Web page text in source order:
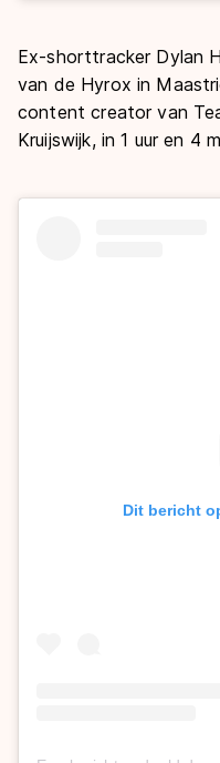
Ex-shorttracker Dylan
van de Hyrox in
content creator van
Kruijswijk, in 1 uur en 4
Dit bericht